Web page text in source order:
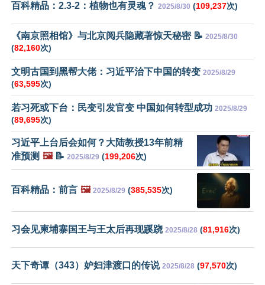
百科精品：2.3-2：植物也有灵魂？ 2025/8/30 (109,237次)
《南京照相馆》与北京阅兵隐藏著惊天秘密 📝 2025/8/30
(82,160次)
文明古国到黑帮大佬：习近平治下中国的转变 2025/8/29
(63,595次)
若习死或下台：民变引发官变 中国如何转型成功 2025/8/29
(89,695次)
习近平上台后会如何？大陆教授13年前精
准预测 🖼️📝 2025/8/29 (199,206次)
百科精品：前言 🖼️ 2025/8/29 (385,535次)
习会见柬埔寨国王与王太后再现蹊跷 2025/8/28 (81,916次)
天下奇谭（343）妒妇津渡口的传说 2025/8/28 (97,570次)